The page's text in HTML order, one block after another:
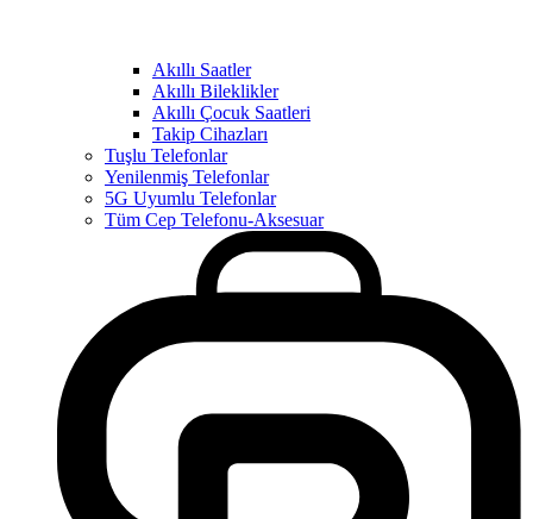
Akıllı Saatler
Akıllı Bileklikler
Akıllı Çocuk Saatleri
Takip Cihazları
Tuşlu Telefonlar
Yenilenmiş Telefonlar
5G Uyumlu Telefonlar
Tüm Cep Telefonu-Aksesuar